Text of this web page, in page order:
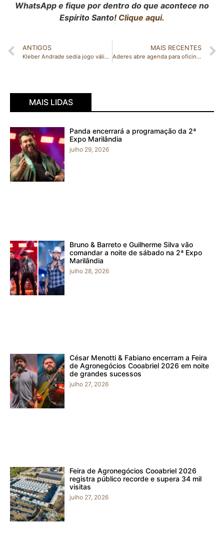
WhatsApp e fique por dentro do que acontece no
Espírito Santo! Clique aqui.
ANTIGOS
Kleber Andrade sedia jogo válido pela terceira rodada do Campeonato Capixaba 2022
MAIS RECENTES
Aderes abre agenda para oficinas de Artesanato Competitivo
MAIS LIDAS
Panda encerrará a programação da 2ª
Expo Marilândia
julho 29, 2026
Bruno & Barreto e Guilherme Silva vão
comandar a noite de sábado na 2ª Expo
Marilândia
julho 28, 2026
César Menotti & Fabiano encerram a Feira
de Agronegócios Cooabriel 2026 em noite
de grandes sucessos
julho 27, 2026
Feira de Agronegócios Cooabriel 2026
registra público recorde e supera 34 mil
visitas
julho 27, 2026